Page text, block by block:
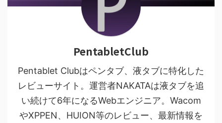
PentabletClub
Pentablet Clubはペンタブ、液タブに特化した
レビューサイト。運営者NAKATAは液タブを追
い続けて6年になるWebエンジニア。Wacom
やXPPEN、HUION等のレビュー、最新情報を